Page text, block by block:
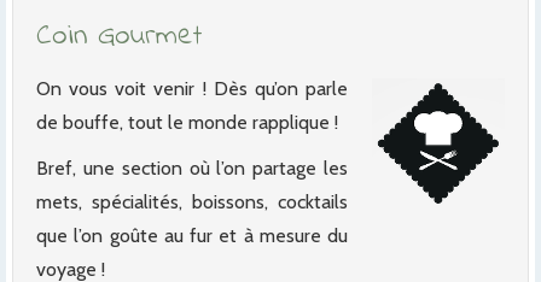
Coin Gourmet
On vous voit venir ! Dès qu’on parle
de bouffe, tout le monde rapplique !
Bref, une section où l’on partage les
mets, spécialités, boissons, cocktails
que l’on goûte au fur et à mesure du
voyage !